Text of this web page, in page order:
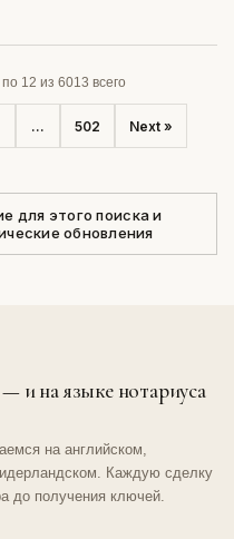
12 из 6013 всего
... 502 Next »
для этого поиска и
обновления
и на языке нотариуса
на английском,
Каждую сделку
до получения ключей.